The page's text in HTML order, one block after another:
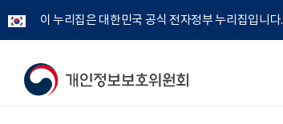
이 누리집은 대한민국 공식 전자정부 누리집입니다.
개